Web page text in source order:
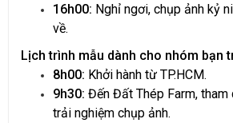
16h00: Nghỉ ngơi, chụp ảnh kỷ
về.
Lịch trình mẫu dành cho nhóm bạn
8h00: Khởi hành từ TP.HCM.
9h30: Đến Đất Thép Farm, tham
trải nghiệm chụp ảnh.